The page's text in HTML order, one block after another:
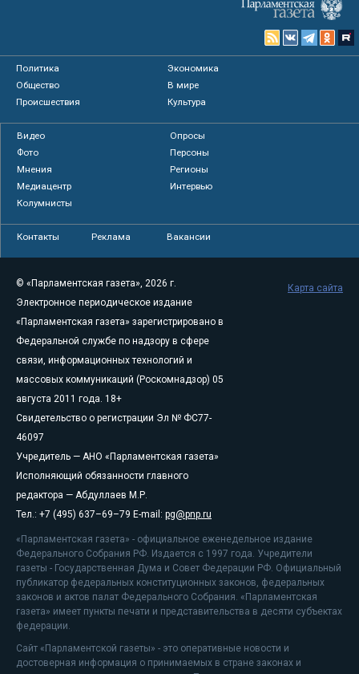
Политика
Экономика
Общество
В мире
Происшествия
Культура
Видео
Опросы
Фото
Персоны
Мнения
Регионы
Медиацентр
Интервью
Колумнисты
Контакты Реклама Вакансии
© «Парламентская газета», 2026 г.
Электронное периодическое издание
«Парламентская газета» зарегистрировано в
Федеральной службе по надзору в сфере
связи, информационных технологий и
массовых коммуникаций (Роскомнадзор) 05
августа 2011 года. 18+
Свидетельство о регистрации Эл № ФС77-
46097
Учредитель — АНО «Парламентская газета»
Исполняющий обязанности главного
редактора — Абдуллаев М.Р.
Тел.: +7 (495) 637–69–79 E-mail: pg@pnp.ru
«Парламентская газета» - официальное еженедельное издание
Федерального Собрания РФ. Издается с 1997 года. Учредители
газеты - Государственная Дума и Совет Федерации РФ. Официальный
публикатор федеральных конституционных законов, федеральных
законов и актов палат Федерального Собрания. «Парламентская
газета» имеет пункты печати и представительства в десяти субъектах
федерации.
Сайт «Парламентской газеты» - это оперативные новости и
достоверная информация о принимаемых в стране законах и
Карта сайта